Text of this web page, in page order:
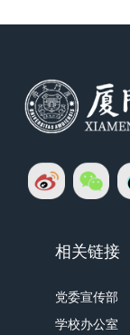
相关链接
党委宣传部
学校办公室